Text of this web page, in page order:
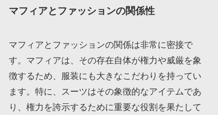
マフィアとファッションの関係性
マフィアとファッションの関係は非常に密接で
す。マフィアは、その存在自体が権力や威厳を象
徴するため、服装にも大きなこだわりを持ってい
ます。特に、スーツはその象徴的なアイテムであ
り、権力を誇示するために重要な役割を果たして